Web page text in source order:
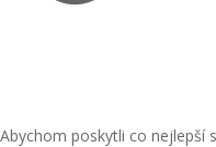
Abychom poskytli co nejlepší